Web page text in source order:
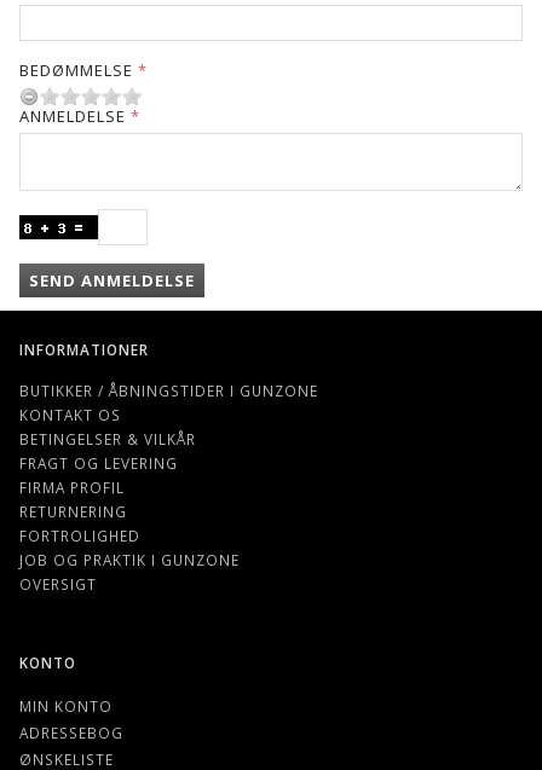
BEDØMMELSE
ANMELDELSE
SEND ANMELDELSE
INFORMATIONER
BUTIKKER / ÅBNINGSTIDER I GUNZONE
KONTAKT OS
BETINGELSER & VILKÅR
FRAGT OG LEVERING
FIRMA PROFIL
RETURNERING
FORTROLIGHED
JOB OG PRAKTIK I GUNZONE
OVERSIGT
KONTO
MIN KONTO
ADRESSEBOG
ØNSKELISTE